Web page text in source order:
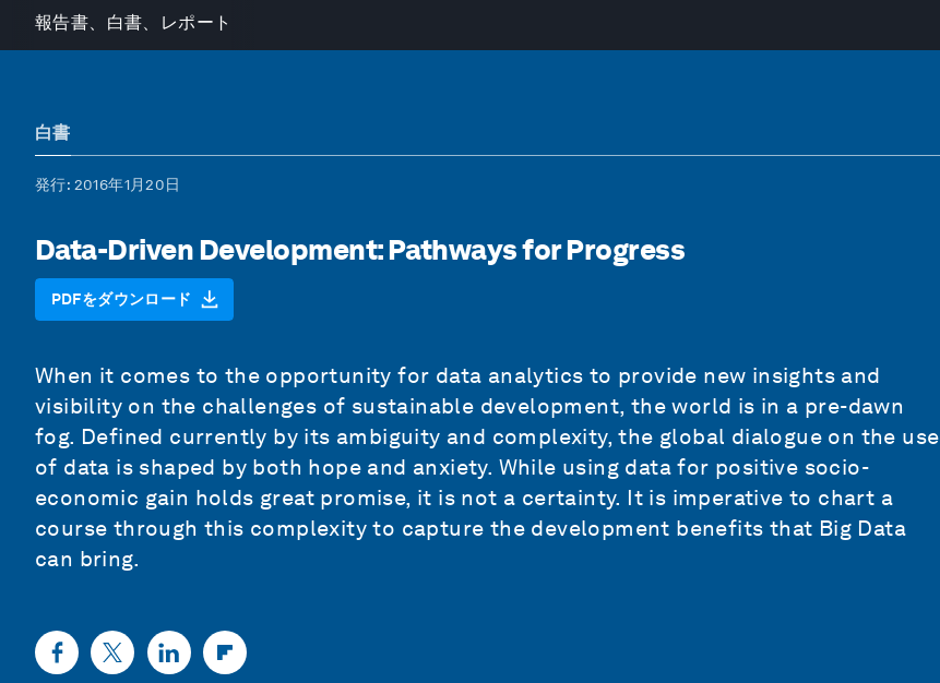
報告書、白書、レポート
白書
発行: 2016年1月20日
Data-Driven Development: Pathways for Progress
PDFをダウンロード
When it comes to the opportunity for data analytics to provide new insights and
visibility on the challenges of sustainable development, the world is in a pre-dawn
fog. Defined currently by its ambiguity and complexity, the global dialogue on the use
of data is shaped by both hope and anxiety. While using data for positive socio-
economic gain holds great promise, it is not a certainty. It is imperative to chart a
course through this complexity to capture the development benefits that Big Data
can bring.